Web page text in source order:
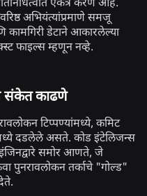
एकत्र करणे आहे.
अभियंत्यांप्रमाणे समजू
डेटाने आकारलेल्या
फाइल्स म्हणून नव्हे.
संकेत काढणे
टिप्पण्यांमध्ये, कमिट
दडलेले असते. कोड इंटेलिजन्स
समोर आणते, जे
पुनरावलोकन तर्काचे "गोल्ड"